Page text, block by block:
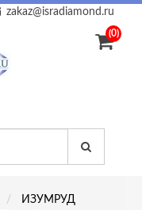
zakaz@isradiamond.ru
(0)
ИЗУМРУД